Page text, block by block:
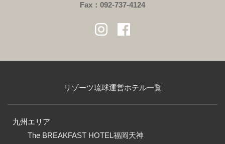
Fax：092-737-4124
リゾーツ琉球運営ホテル一覧
九州エリア
The BREAKFAST HOTEL福岡天神